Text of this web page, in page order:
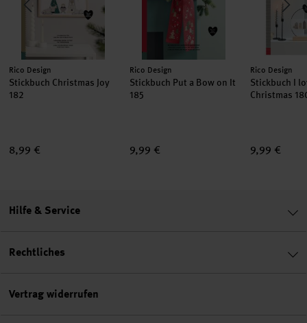
Hersteller:
Rico Design
Stickbuch Christmas Joy
182
8,99 €
Hersteller:
Rico Design
Stickbuch Put a Bow on It
185
9,99 €
Hersteller:
Rico Design
Stickbuch I
Christmas
9,99 €
Hilfe & Service
Rechtliches
Vertrag widerrufen